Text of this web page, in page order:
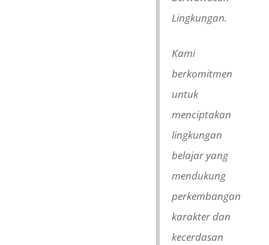
Lingkungan.
Kami
berkomitmen
untuk
menciptakan
lingkungan
belajar yang
mendukung
perkembangan
karakter dan
kecerdasan